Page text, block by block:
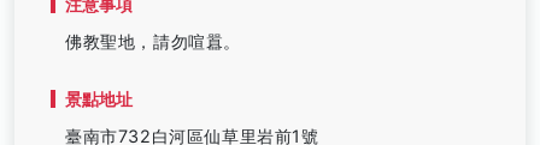
注意事項
佛教聖地，請勿喧囂。
景點地址
臺南市732白河區仙草里岩前1號